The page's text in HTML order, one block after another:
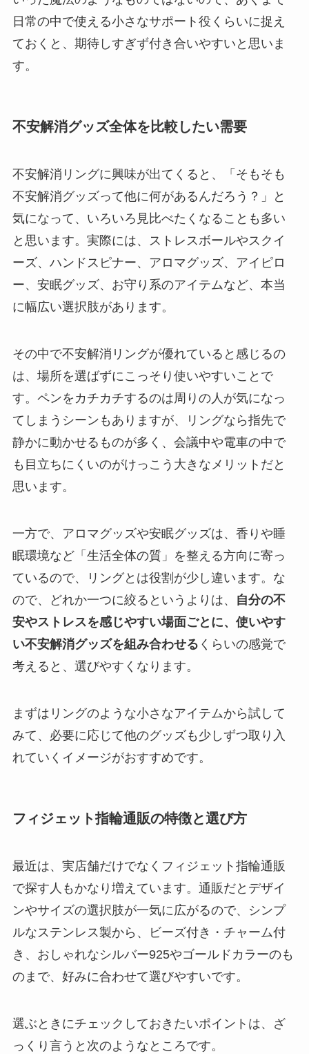
日常の中で使える小さなサポート役くらいに捉え
ておくと、期待しすぎず付き合いやすいと思いま
す。
不安解消グッズ全体を比較したい需要
不安解消リングに興味が出てくると、「そもそも
不安解消グッズって他に何があるんだろう？」と
気になって、いろいろ見比べたくなることも多い
と思います。実際には、ストレスボールやスクイ
ーズ、ハンドスピナー、アロマグッズ、アイピロ
ー、安眠グッズ、お守り系のアイテムなど、本当
に幅広い選択肢があります。
その中で不安解消リングが優れていると感じるの
は、場所を選ばずにこっそり使いやすいことで
す。ペンをカチカチするのは周りの人が気になっ
てしまうシーンもありますが、リングなら指先で
静かに動かせるものが多く、会議中や電車の中で
も目立ちにくいのがけっこう大きなメリットだと
思います。
一方で、アロマグッズや安眠グッズは、香りや睡
眠環境など「生活全体の質」を整える方向に寄っ
ているので、リングとは役割が少し違います。な
ので、どれか一つに絞るというよりは、
自分の不
安やストレスを感じやすい場面ごとに、使いやす
い不安解消グッズを組み合わせる くらいの感覚で
考えると、選びやすくなります。
まずはリングのような小さなアイテムから試して
みて、必要に応じて他のグッズも少しずつ取り入
れていくイメージがおすすめです。
フィジェット指輪通販の特徴と選び方
最近は、実店舗だけでなくフィジェット指輪通販
で探す人もかなり増えています。通販だとデザイ
ンやサイズの選択肢が一気に広がるので、シンプ
ルなステンレス製から、ビーズ付き・チャーム付
き、おしゃれなシルバー925やゴールドカラーのも
のまで、好みに合わせて選びやすいです。
選ぶときにチェックしておきたいポイントは、ざ
っくり言うと次のようなところです。